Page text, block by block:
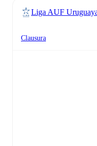
Liga AUF
Clausura